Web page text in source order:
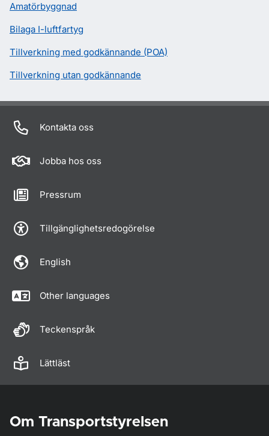
Amatörbyggnad
Bilaga I-luftfartyg
Tillverkning med godkännande (POA)
Tillverkning utan godkännande
Kontakta oss
Jobba hos oss
Pressrum
Tillgänglighetsredogörelse
English
Other languages
Teckenspråk
Lättläst
Om Transportstyrelsen